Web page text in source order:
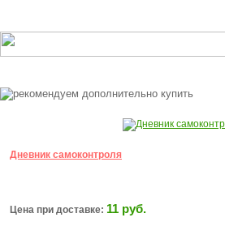
Дневник самоконтроля
Цена при доставке: 11 руб.